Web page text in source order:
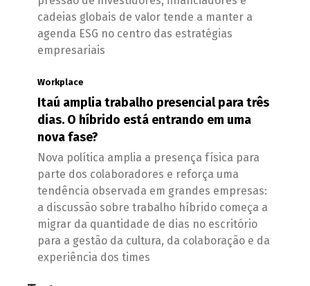
cadeias globais de valor tende a manter a
agenda ESG no centro das estratégias
empresariais
Workplace
Itaú amplia trabalho presencial para três
dias. O híbrido está entrando em uma
nova fase?
Nova política amplia a presença física para
parte dos colaboradores e reforça uma
tendência observada em grandes empresas:
a discussão sobre trabalho híbrido começa a
migrar da quantidade de dias no escritório
para a gestão da cultura, da colaboração e da
experiência dos times